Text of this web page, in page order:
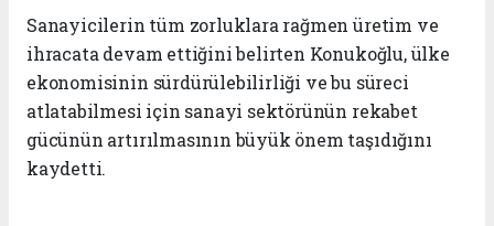
Sanayicilerin tüm zorluklara rağmen üretim ve
ihracata devam ettiğini belirten Konukoğlu, ülke
ekonomisinin sürdürülebilirliği ve bu süreci
atlatabilmesi için sanayi sektörünün rekabet
gücünün artırılmasının büyük önem taşıdığını
kaydetti.